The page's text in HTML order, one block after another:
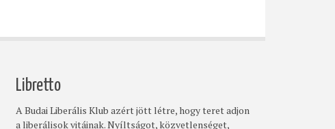
Libretto
A Budai Liberális Klub azért jött létre, hogy teret adjon
a liberálisok vitáinak. Nyíltságot, közvetlenséget,